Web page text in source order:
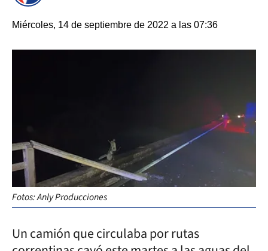
Miércoles, 14 de septiembre de 2022 a las 07:36
Fotos: Anly Producciones
Un camión que circulaba por rutas